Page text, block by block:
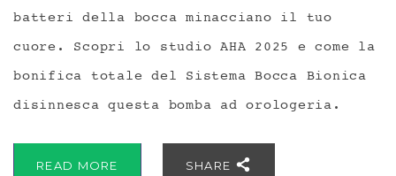
batteri della bocca minacciano il tuo
cuore. Scopri lo studio AHA 2025 e come la
bonifica totale del Sistema Bocca Bionica
disinnesca questa bomba ad orologeria.
READ MORE SHARE